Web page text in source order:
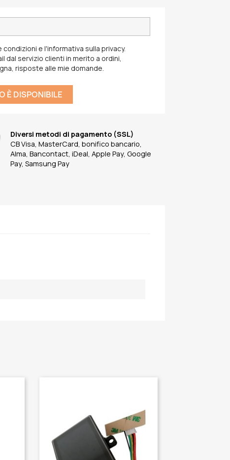
e l'informativa sulla privacy.
dal servizio clienti in merito a ordini,
risposte alle mie domande.
È DISPONIBILE
Diversi metodi di pagamento (SSL)
CB Visa, MasterCard, bonifico bancario,
Alma, Bancontact, iDeal, Apple Pay, Google
Pay, Samsung Pay